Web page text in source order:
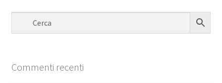
Commenti recenti